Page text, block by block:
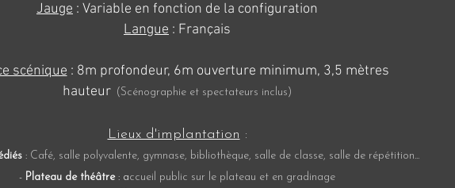
Jauge : Variable en fonction de la configuration
Langue : Français
scénique : 8m profondeur, 6m ouverture minimum, 3,5 mètres
hauteur (Scénographie et spectateurs inclus)
Lieux d'implantation :
: Café, salle polyvalente, gymnase, bibliothèque, salle de classe, salle de répétition...
- Plateau de théâtre : accueil public sur le plateau et en gradinage